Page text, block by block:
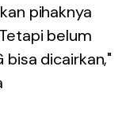
pihaknya
belum
bisa dicairkan,"